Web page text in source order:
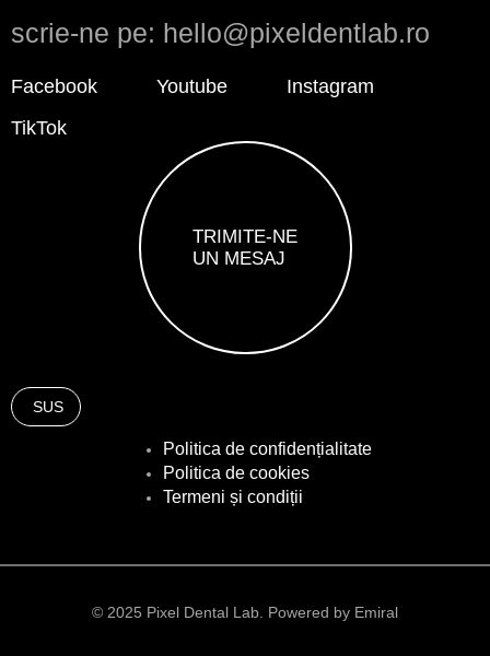
scrie-ne pe: hello@pixeldentlab.ro
Facebook Youtube
Instagram
TikTok
TRIMITE-NE
UN MESAJ
SUS
Politica de confidențialitate
Politica de cookies
Termeni și condiții
© 2025 Pixel Dental Lab. Powered by Emiral